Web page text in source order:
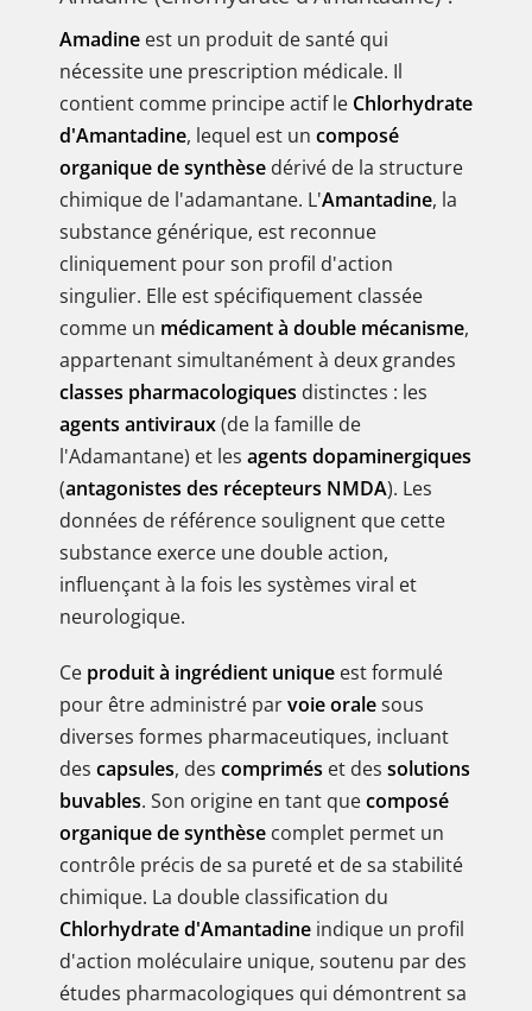
Amadine est un produit de santé qui
nécessite une prescription médicale. Il
contient comme principe actif le Chlorhydrate
d'Amantadine, lequel est un composé
organique de synthèse dérivé de la structure
chimique de l'adamantane. L'Amantadine, la
substance générique, est reconnue
cliniquement pour son profil d'action
singulier. Elle est spécifiquement classée
comme un médicament à double mécanisme,
appartenant simultanément à deux grandes
classes pharmacologiques distinctes : les
agents antiviraux(de la famille de
l'Adamantane) et les agents dopaminergiques
(antagonistes des récepteurs NMDA). Les
données de référence soulignent que cette
substance exerce une double action,
influençant à la fois les systèmes viral et
neurologique.
Ce produit à ingrédient unique est formulé
pour être administré parvoie oralesous
diverses formes pharmaceutiques, incluant
des capsules, des comprimés et des solutions
buvables. Son origine en tant quecomposé
organique de synthèse complet permet un
contrôle précis de sa pureté et de sa stabilité
chimique. La double classification du
Chlorhydrate d'Amantadine indique un profil
d'action moléculaire unique, soutenu par des
études pharmacologiques qui démontrent sa